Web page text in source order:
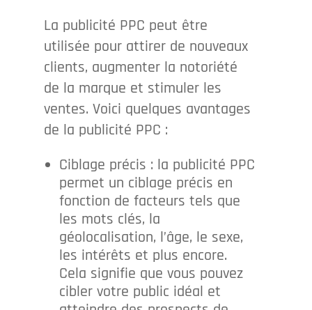
La publicité PPC peut être
utilisée pour attirer de nouveaux
clients, augmenter la notoriété
de la marque et stimuler les
ventes. Voici quelques avantages
de la publicité PPC :
Ciblage précis : la publicité PPC
permet un ciblage précis en
fonction de facteurs tels que
les mots clés, la
géolocalisation, l’âge, le sexe,
les intérêts et plus encore.
Cela signifie que vous pouvez
cibler votre public idéal et